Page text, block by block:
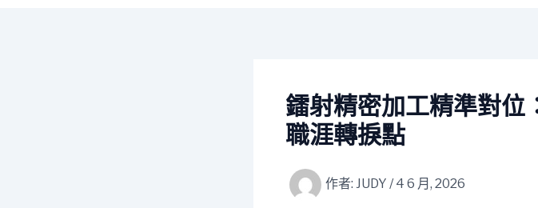
鐳射精密加工精準對位
職涯轉捩點
作者: JUDY /4 6 月, 2026